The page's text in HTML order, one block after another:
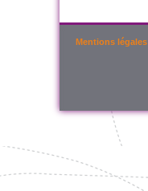
Mentions légales